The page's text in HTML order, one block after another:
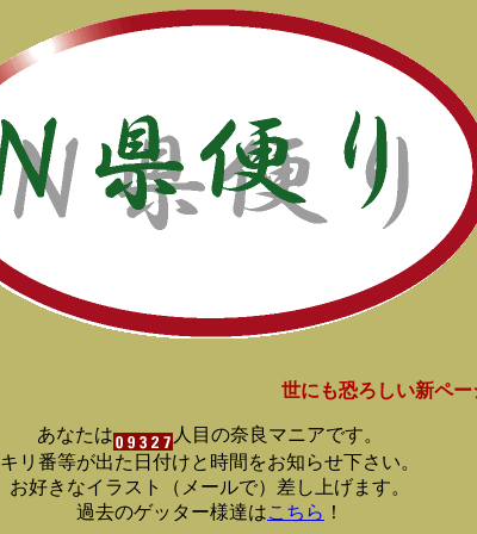
世にも恐ろしい新ページ登
あなたは
人目の奈良マニアです。
キリ番等が出た日付けと時間をお知らせ下さい。
お好きなイラスト（メールで）差し上げます。
過去のゲッター様達はこちら ！